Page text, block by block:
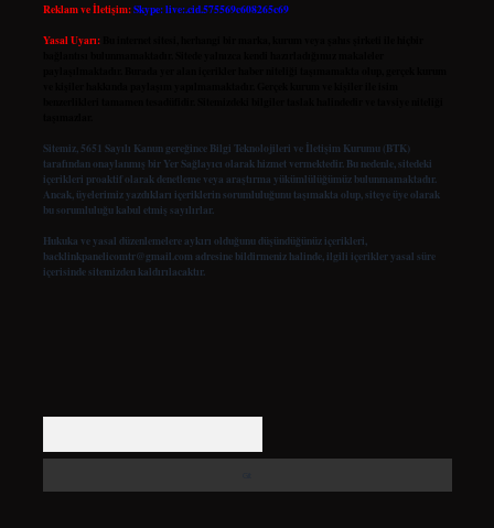
Reklam ve İletişim:Skype: live:.cid.575569c608265c69
Yasal Uyarı:
Sitemiz, 5651 Sayılı Kanun gereğince Bilgi Teknolojileri ve İletişim Kurumu (BTK)
tarafından onaylanmış bir Yer Sağlayıcı olarak hizmet vermektedir. Bu nedenle, sitedeki
içerikleri proaktif olarak denetleme veya araştırma yükümlülüğümüz bulunmamaktadır.
Ancak, üyelerimiz yazdıkları içeriklerin sorumluluğunu taşımakta olup, siteye üye olarak
bu sorumluluğu kabul etmiş sayılırlar.
Hukuka ve yasal düzenlemelere aykırı olduğunu düşündüğünüz içerikleri,
backlinkpanelicomtr@gmail.com adresine bildirmeniz halinde, ilgili içerikler yasal süre
içerisinde sitemizden kaldırılacaktır.